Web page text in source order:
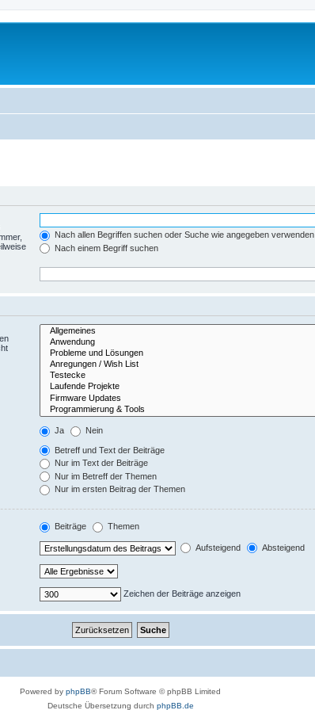
Nach allen Begriffen suchen oder Suche wie angegeben verwenden
Nach einem Begriff suchen
Ja Nein
Betreff und Text der Beiträge
Nur im Text der Beiträge
Nur im Betreff der Themen
Nur im ersten Beitrag der Themen
Beiträge Themen
Aufsteigend Absteigend
Zeichen der Beiträge anzeigen
Powered by phpBB® Forum Software © phpBB Limited
Deutsche Übersetzung durch phpBB.de